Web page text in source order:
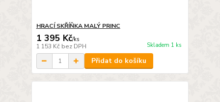
HRACÍ SKŘÍŇKA MALÝ PRINC
1 395 Kč/ks
1 153 Kč bez DPH Skladem 1 ks
Přidat do košíku